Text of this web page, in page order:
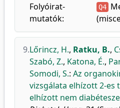
Folyóirat-
mutatók:
Q4
9.Lőrincz, H., Ratku, B.,
Szabó, Z., Katona, É.,
Somodi, S.: Az
vizsgálata elhízott 2-es
elhízott nem